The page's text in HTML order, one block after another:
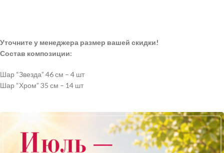
Уточните у менеджера размер вашей скидки!
Состав композиции:
Шар “Звезда” 46 см – 4 шт
Шар “Хром” 35 см – 14 шт